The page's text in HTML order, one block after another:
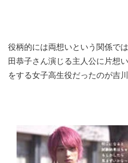
役柄的には両想いという関係で
田恭子さん演じる主人公に片想
をする女子高生役だったのが吉